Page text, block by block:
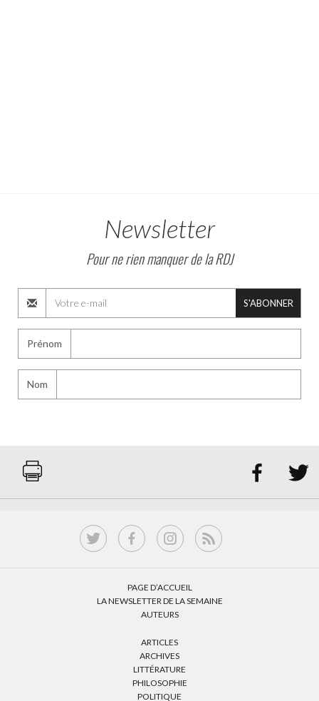
Newsletter
Pour ne rien manquer de la RDJ
S'ABONNER
Prénom
Nom
 
PAGE D’ACCUEIL
LA NEWSLETTER DE LA SEMAINE
AUTEURS
ARTICLES
ARCHIVES
LITTÉRATURE
PHILOSOPHIE
POLITIQUE